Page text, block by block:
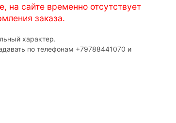
на сайте временно отсутствует
заказа.
характер.
по телефонам ‎+79788441070 и